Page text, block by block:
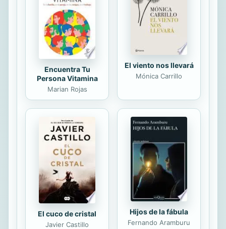
autenticidad y entereza. Consciente
de que el arte de la negociación no
se limita al dinero y los negocios,
sino que permea en todas
nuestras...
Encuentra Tu
Persona Vitamina
Marian Rojas
El viento nos llevará
Mónica Carrillo
El cuco de cristal
Javier Castillo
Hijos de la fábula
Fernando Aramburu